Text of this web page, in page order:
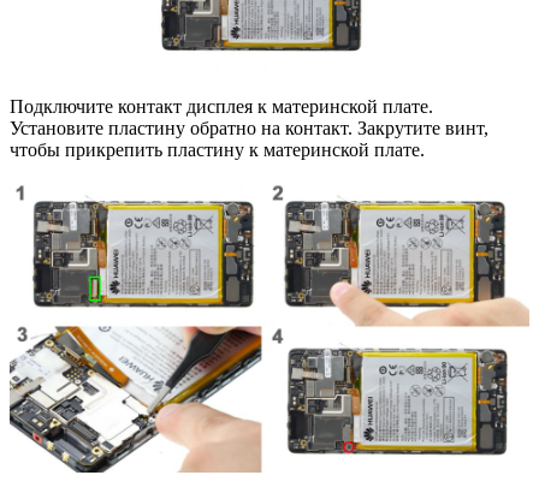
Подключите контакт дисплея к материнской плате.
Установите пластину обратно на контакт. Закрутите винт,
чтобы прикрепить пластину к материнской плате.